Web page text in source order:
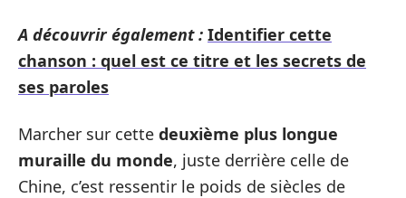
A découvrir également : Identifier cette
chanson : quel est ce titre et les secrets de
ses paroles
Marcher sur cette deuxième plus longue
muraille du monde, juste derrière celle de
Chine, c’est ressentir le poids de siècles de